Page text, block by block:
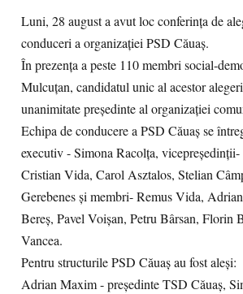
Luni, 28 august a avut loc conferința de
conduceri a organizației PSD Căuaș.
În prezența a peste 110 membri social-
Mulcuțan, candidatul unic al acestor
unanimitate președinte al organizației
Echipa de conducere a PSD Căuaș se
executiv - Simona Racolța,
Cristian Vida, Carol Asztalos, Stelian
Gerebenes și membri- Remus Vida,
Bereș, Pavel Voișan, Petru Bârsan, Florin
Vancea.
Pentru structurile PSD Căuaș au fost aleși:
Adrian Maxim - președinte TSD Căuaș,